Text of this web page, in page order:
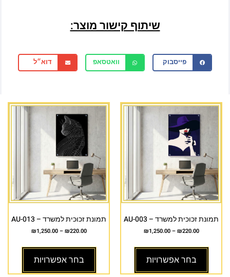
שיתוף קישור מוצר:
פייסבוק וואטסאפ דוא״ל
תמונת זכוכית למשרד – AU-003
₪220.00
–
₪1,250.00
בחר אפשרויות
תמונת זכוכית למשרד – AU-013
₪220.00
–
₪1,250.00
בחר אפשרויות